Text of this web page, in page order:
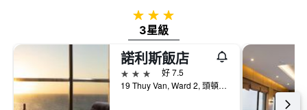
3星級
3星級
諾利斯飯店
3星級
好 7.5
19 Thuy Van, Ward 2, 頭頓, 越南